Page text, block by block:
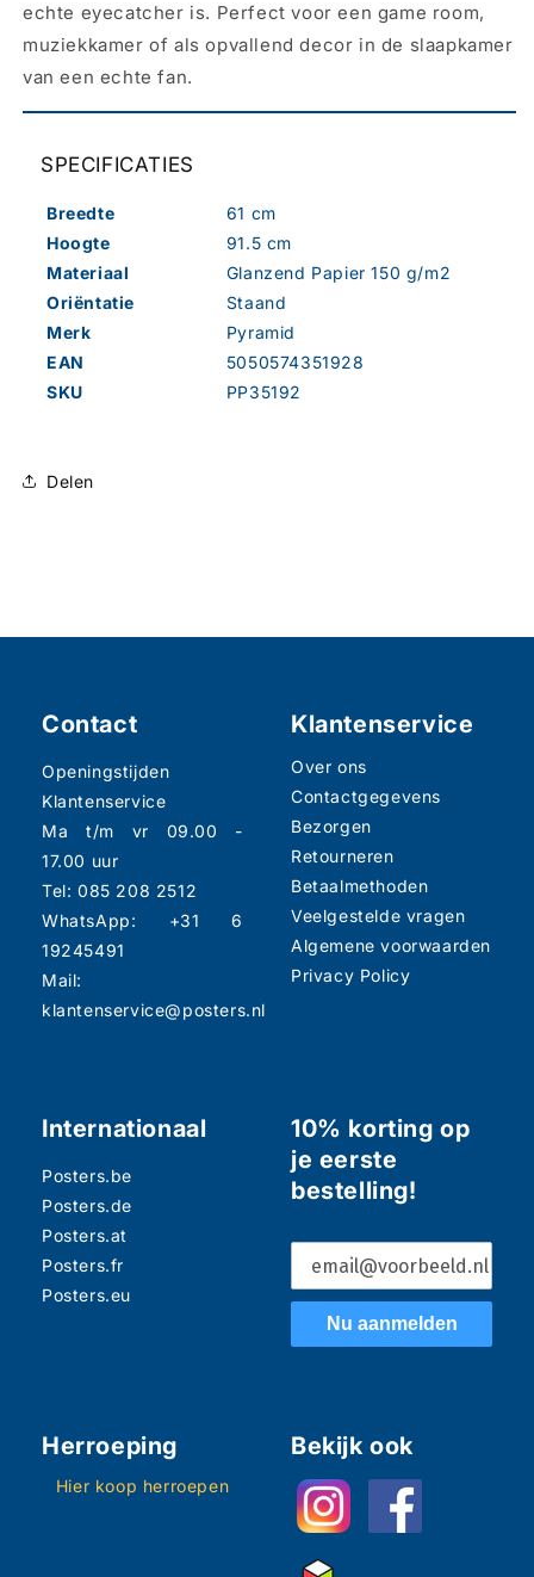
echte eyecatcher is. Perfect voor een game room,
muziekkamer of als opvallend decor in de slaapkamer
van een echte fan.
SPECIFICATIES
Breedte
61 cm
Hoogte
91.5 cm
Materiaal
Glanzend Papier 150 g/m2
Oriëntatie
Staand
Merk
Pyramid
EAN
5050574351928
SKU
PP35192
Delen
Contact
Openingstijden
Klantenservice
Ma t/m vr 09.00 -
17.00 uur
Tel: 085 208 2512
WhatsApp: +31 6
19245491
Mail:
klantenservice@posters.nl
Klantenservice
Over ons
Contactgegevens
Bezorgen
Retourneren
Betaalmethoden
Veelgestelde vragen
Algemene voorwaarden
Privacy Policy
Internationaal
Posters.be
Posters.de
Posters.at
Posters.fr
Posters.eu
10% korting op
je eerste
bestelling!
Nu aanmelden
Herroeping
Hier koop herroepen
Bekijk ook